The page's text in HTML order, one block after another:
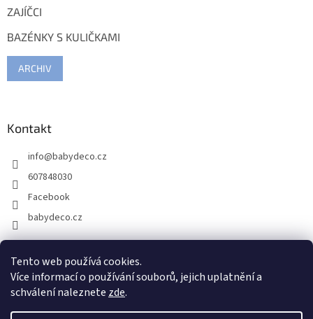
Tento web používá cookies.
Více informací o používání souborů, jejich uplatnění a
schválení naleznete zde.
ZAJÍČCI
BAZÉNKY S KULIČKAMI
ARCHIV
Kontakt
info@babydeco.cz
607848030
Facebook
babydeco.cz